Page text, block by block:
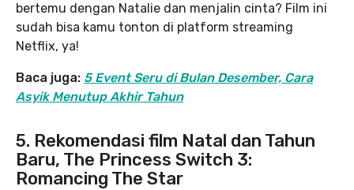
bertemu dengan Natalie dan menjalin cinta? Film ini
sudah bisa kamu tonton di platform streaming
Netflix, ya!
Baca juga: 5 Event Seru di Bulan Desember, Cara
Asyik Menutup Akhir Tahun
5. Rekomendasi film Natal dan Tahun
Baru, The Princess Switch 3:
Romancing The Star